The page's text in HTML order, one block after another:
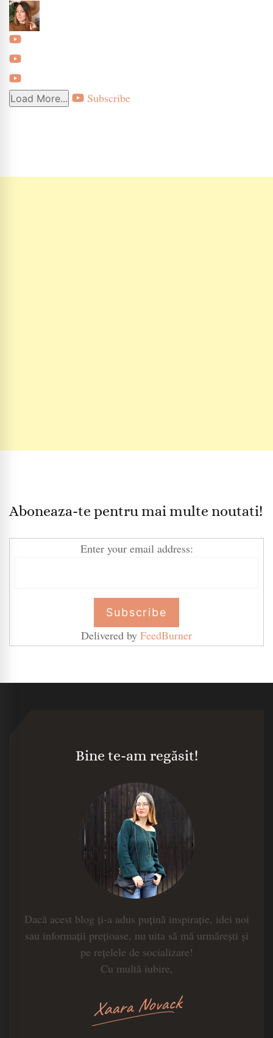
Load More... Subscribe
Aboneaza-te pentru mai multe noutati!
Enter your email address:
Delivered by FeedBurner
Bine te-am regăsit!
Dacă acest blog ți-a adus puțină inspirație, idei noi
sau informații prețioase, nu uita să mă urmărești și
pe rețelele de socializare!
Cu multă iubire,
Xaara Novack